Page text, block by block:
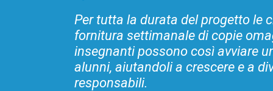
Per tutta la durata del progetto le
fornitura settimanale di copie
insegnanti possono così avviare
alunni, aiutandoli a crescere e a
responsabili.